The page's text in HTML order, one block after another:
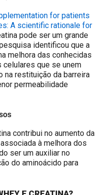
for patients
A scientific rationale for
pode ser um grande
identificou que a
melhora das conhecidas
celulares que se unem
na restituição da barreira
permeabilidade
contribui no aumento da
à melhora dos
ser um auxiliar no
do aminoácido para